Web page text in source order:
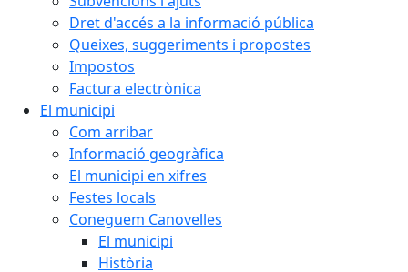
Dret d'accés a la informació pública
Queixes, suggeriments i propostes
Impostos
Factura electrònica
El municipi
Com arribar
Informació geogràfica
El municipi en xifres
Festes locals
Coneguem Canovelles
El municipi
Història